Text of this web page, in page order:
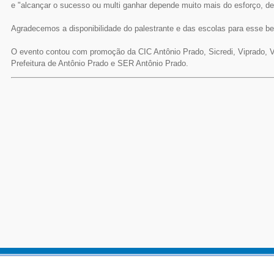
e "alcançar o sucesso ou multi ganhar depende muito mais do esforço,
Agradecemos a disponibilidade do palestrante e das escolas para esse
O evento contou com promoção da CIC Antônio Prado, Sicredi, Viprado,
Prefeitura de Antônio Prado e SER Antônio Prado.